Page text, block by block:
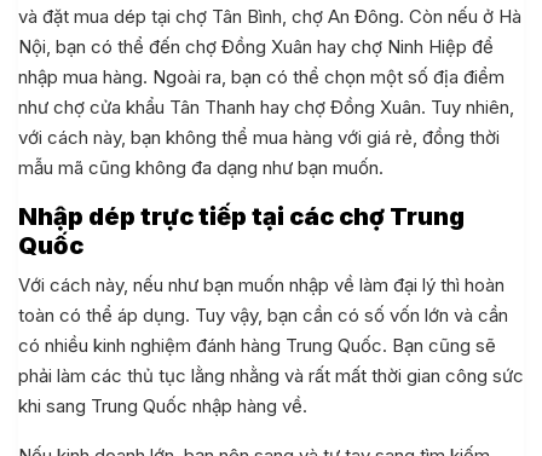
và đặt mua dép tại chợ Tân Bình, chợ An Đông. Còn nếu ở Hà
Nội, bạn có thể đến chợ Đồng Xuân hay chợ Ninh Hiệp để
nhập mua hàng. Ngoài ra, bạn có thể chọn một số địa điểm
như chợ cửa khẩu Tân Thanh hay chợ Đồng Xuân. Tuy nhiên,
với cách này, bạn không thể mua hàng với giá rẻ, đồng thời
mẫu mã cũng không đa dạng như bạn muốn.
Nhập dép trực tiếp tại các chợ Trung
Quốc
Với cách này, nếu như bạn muốn nhập về làm đại lý thì hoàn
toàn có thể áp dụng. Tuy vậy, bạn cần có số vốn lớn và cần
có nhiều kinh nghiệm đánh hàng Trung Quốc. Bạn cũng sẽ
phải làm các thủ tục lằng nhằng và rất mất thời gian công sức
khi sang Trung Quốc nhập hàng về.